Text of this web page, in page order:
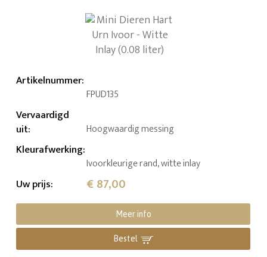
Artikelnummer:
FPUD135
Vervaardigd
uit: Hoogwaardig messing
Kleurafwerking:
Ivoorkleurige rand, witte inlay
Uw prijs: € 87,00
Meer info
Bestel